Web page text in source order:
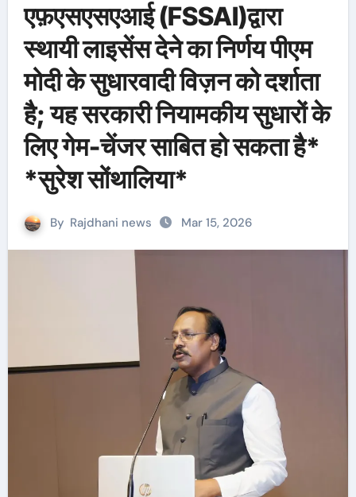
एफ़एसएसएआई (FSSAI)द्वारा
स्थायी लाइसेंस देने का निर्णय पीएम
मोदी के सुधारवादी विज़न को दर्शाता
है; यह सरकारी नियामकीय सुधारों के
लिए गेम-चेंजर साबित हो सकता है*
*सुरेश सोंथालिया*
By Rajdhani news Mar 15, 2026